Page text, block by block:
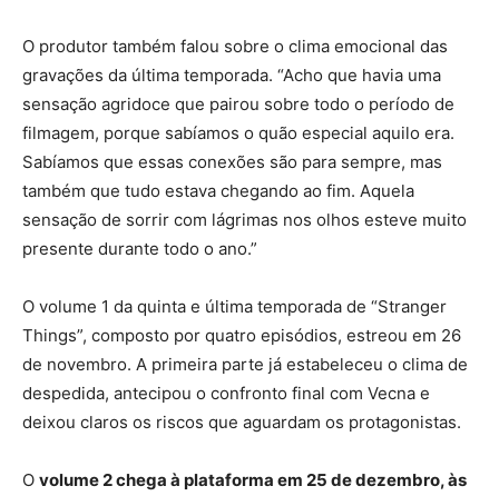
O produtor também falou sobre o clima emocional das
gravações da última temporada. “Acho que havia uma
sensação agridoce que pairou sobre todo o período de
filmagem, porque sabíamos o quão especial aquilo era.
Sabíamos que essas conexões são para sempre, mas
também que tudo estava chegando ao fim. Aquela
sensação de sorrir com lágrimas nos olhos esteve muito
presente durante todo o ano.”
O volume 1 da quinta e última temporada de “Stranger
Things”, composto por quatro episódios, estreou em 26
de novembro. A primeira parte já estabeleceu o clima de
despedida, antecipou o confronto final com Vecna e
deixou claros os riscos que aguardam os protagonistas.
O volume 2 chega à plataforma em 25 de dezembro, às